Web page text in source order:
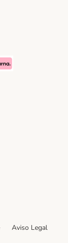
Method
Method
Payment Method
Aviso Legal